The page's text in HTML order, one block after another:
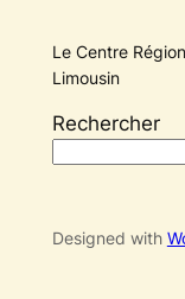
Le Centre
Limousin
Rechercher
Designed with